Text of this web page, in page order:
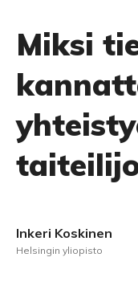
Miksi
Inkeri Koskinen
Helsingin yliopisto